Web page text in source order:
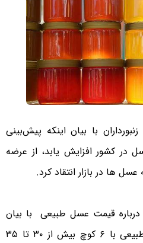
با بیان اینکه پیش‌بینی
در کشور افزایش یابد، از عرضه
ها در بازار انتقاد کرد.
درباره قیمت عسل طبیعی با بیان
اینکه قیمت هرکیلوگرم عسل طبیعی با ۶ کوچ بیش از ۳۰ تا ۳۵